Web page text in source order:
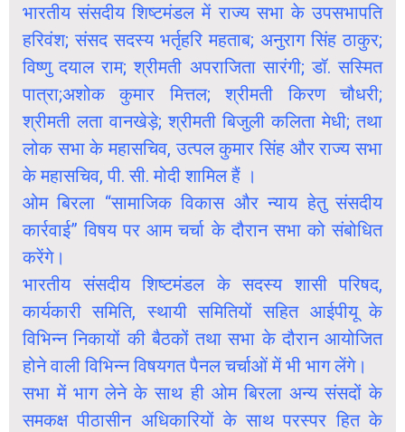
भारतीय संसदीय शिष्टमंडल में राज्य सभा के उपसभापति
हरिवंश; संसद सदस्य भर्तृहरि महताब; अनुराग सिंह ठाकुर;
विष्णु दयाल राम; श्रीमती अपराजिता सारंगी; डॉ. सस्मित
पात्रा;अशोक कुमार मित्तल; श्रीमती किरण चौधरी;
श्रीमती लता वानखेड़े; श्रीमती बिजुली कलिता मेधी; तथा
लोक सभा के महासचिव, उत्पल कुमार सिंह और राज्य सभा
के महासचिव, पी. सी. मोदी शामिल हैं ।
ओम बिरला “सामाजिक विकास और न्याय हेतु संसदीय
कार्रवाई” विषय पर आम चर्चा के दौरान सभा को संबोधित
करेंगे।
भारतीय संसदीय शिष्टमंडल के सदस्य शासी परिषद,
कार्यकारी समिति, स्थायी समितियों सहित आईपीयू के
विभिन्न निकायों की बैठकों तथा सभा के दौरान आयोजित
होने वाली विभिन्न विषयगत पैनल चर्चाओं में भी भाग लेंगे।
सभा में भाग लेने के साथ ही ओम बिरला अन्य संसदों के
समकक्ष पीठासीन अधिकारियों के साथ परस्पर हित के